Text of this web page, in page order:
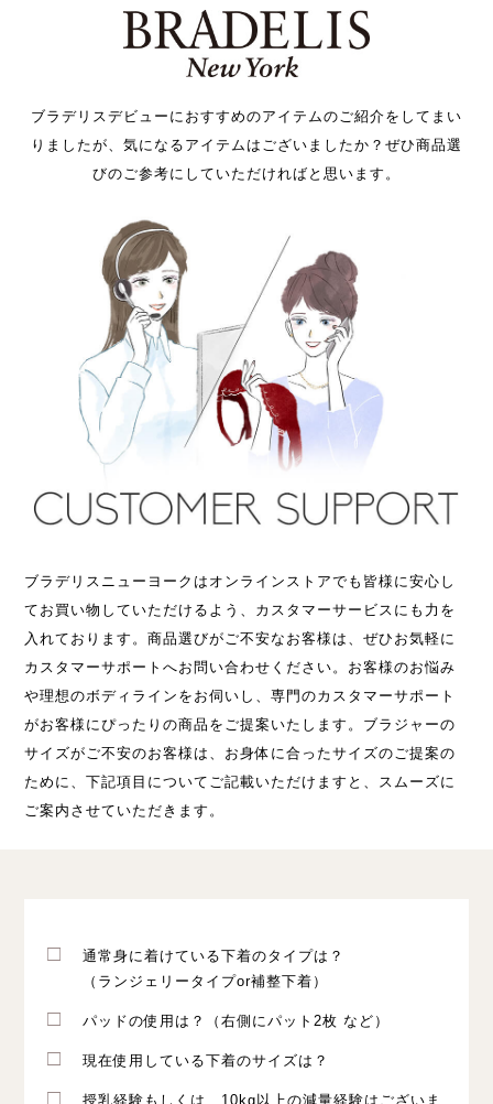
ブラデリスデビューにおすすめのアイテムのご紹介をしてまい
りましたが、 気になるアイテムはございましたか？ ぜひ商品選
びのご参考にしていただければと思います。
ブラデリスニューヨークはオンラインストアでも皆様に安心し
てお買い物していただけるよう、カスタマーサービスにも力を
入れております。商品選びがご不安なお客様は、ぜひお気軽に
カスタマーサポートへお問い合わせください。お客様のお悩み
や理想のボディラインをお伺いし、専門のカスタマーサポート
がお客様にぴったりの商品をご提案いたします。ブラジャーの
サイズがご不安のお客様は、お身体に合ったサイズのご提案の
ために、下記項目についてご記載いただけますと、スムーズに
ご案内させていただきます。
通常身に着けている下着のタイプは？
（ランジェリータイプor補整下着）
パッドの使用は？（右側にパット2枚 など）
現在使用している下着のサイズは？
授乳経験もしくは、10kg以上の減量経験はございま